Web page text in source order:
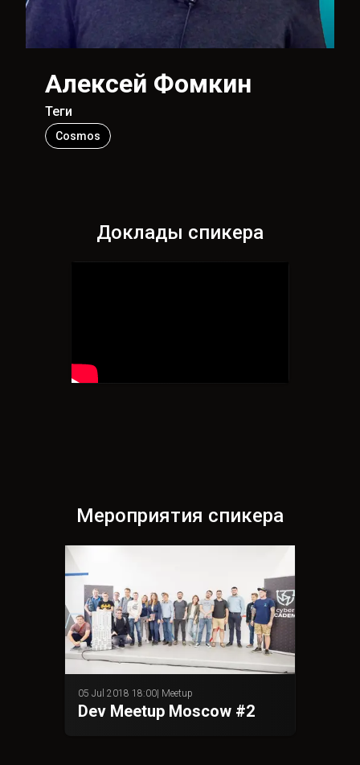
Алексей Фомкин
Теги
Cosmos
Доклады спикера
Мероприятия спикера
05 Jul 2018 18:00 Meetup
Dev Meetup Moscow #2